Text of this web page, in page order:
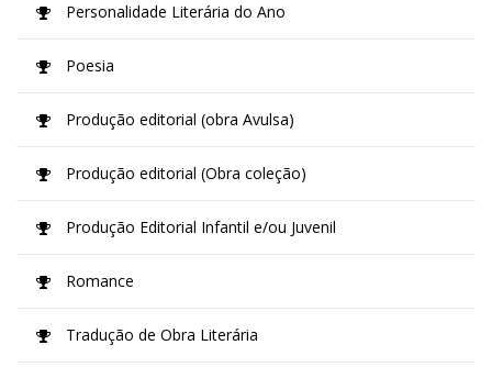
Personalidade Literária do Ano
Poesia
Produção editorial (obra Avulsa)
Produção editorial (Obra coleção)
Produção Editorial Infantil e/ou Juvenil
Romance
Tradução de Obra Literária